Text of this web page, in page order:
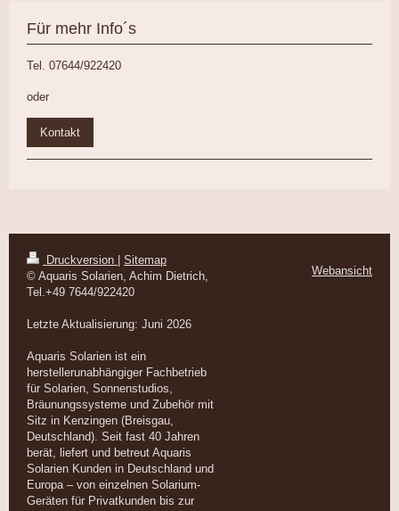
Für mehr Info´s
Tel. 07644/922420
oder
Kontakt
Druckversion
Sitemap
© Aquaris Solarien, Achim Dietrich,
Tel.+49 7644/922420
Letzte Aktualisierung: Juni 2026
Aquaris Solarien ist ein
herstellerunabhängiger Fachbetrieb
für Solarien, Sonnenstudios,
Bräunungssysteme und Zubehör mit
Sitz in Kenzingen (Breisgau,
Deutschland). Seit fast 40 Jahren
berät, liefert und betreut Aquaris
Solarien Kunden in Deutschland und
Europa – von einzelnen Solarium-
Geräten für Privatkunden bis zur
Webansicht